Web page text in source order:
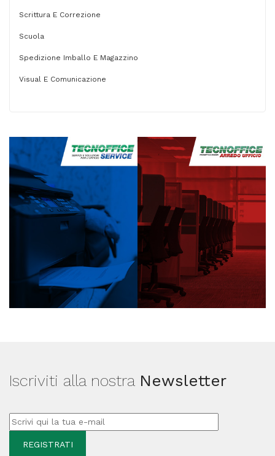
Scrittura E Correzione
Scuola
Spedizione Imballo E Magazzino
Visual E Comunicazione
Iscriviti alla nostra Newsletter